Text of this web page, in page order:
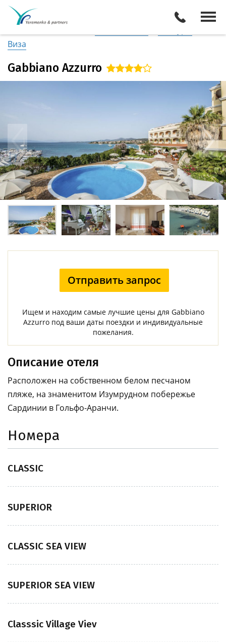
Италия
Виза
Gabbiano Azzurro
Отправить запрос
Ищем и находим самые лучшие цены для Gabbiano
Azzurro под ваши даты поездки и индивидуальные
пожелания.
Описание отеля
Расположен на собственном белом песчаном
пляже, на знаменитом Изумрудном побережье
Сардинии в Гольфо-Аранчи.
Номера
CLASSIC
SUPERIOR
CLASSIC SEA VIEW
SUPERIOR SEA VIEW
Classsic Village Viev